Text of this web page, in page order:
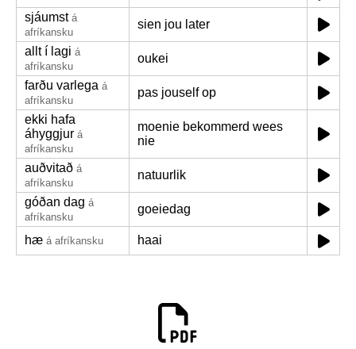
sjáumst á
afríkansku
sien jou later
allt í lagi á
afríkansku
oukei
farðu varlega á
afríkansku
pas jouself op
ekki hafa
áhyggjur á
afríkansku
moenie bekommerd wees
nie
auðvitað á
afríkansku
natuurlik
góðan dag á
afríkansku
goeiedag
hæ á afríkansku haai